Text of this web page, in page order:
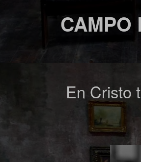
CAMPO
En Cristo